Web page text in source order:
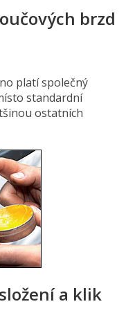
brzd
platí společný
standardní
ostatních
a klik